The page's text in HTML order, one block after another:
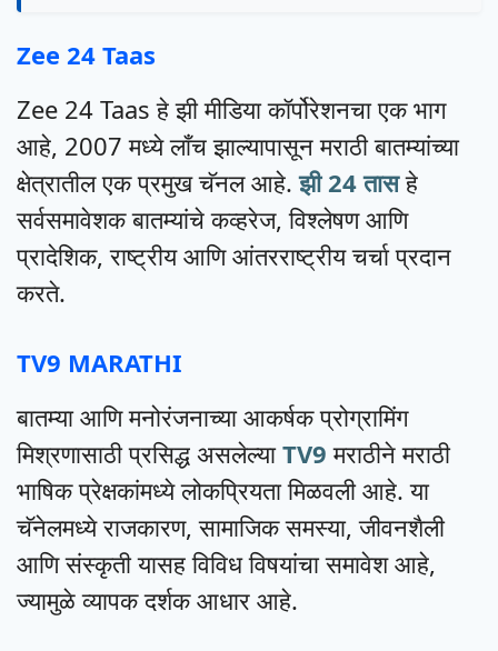
Zee 24 Taas
Zee 24 Taas हे झी मीडिया कॉर्पोरेशनचा एक भाग
आहे, 2007 मध्ये लाँच झाल्यापासून मराठी बातम्यांच्या
क्षेत्रातील एक प्रमुख चॅनल आहे.झी 24 तासहे
सर्वसमावेशक बातम्यांचे कव्हरेज, विश्लेषण आणि
प्रादेशिक, राष्ट्रीय आणि आंतरराष्ट्रीय चर्चा प्रदान
करते.
TV9 MARATHI
बातम्या आणि मनोरंजनाच्या आकर्षक प्रोग्रामिंग
मिश्रणासाठी प्रसिद्ध असलेल्याTV9 मराठीने मराठी
भाषिक प्रेक्षकांमध्ये लोकप्रियता मिळवली आहे. या
चॅनेलमध्ये राजकारण, सामाजिक समस्या, जीवनशैली
आणि संस्कृती यासह विविध विषयांचा समावेश आहे,
ज्यामुळे व्यापक दर्शक आधार आहे.